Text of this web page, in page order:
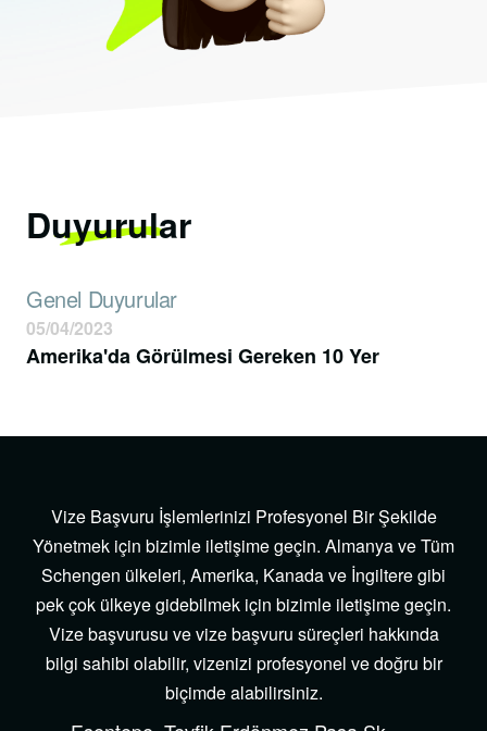
Duyurular
Genel Duyurular
Amerika'da Görülmesi Gereken 10 Yer
05/04/2023
Vize Başvuru İşlemlerinizi Profesyonel Bir Şekilde
Yönetmek için bizimle iletişime geçin. Almanya ve Tüm
Schengen ülkeleri, Amerika, Kanada ve İngiltere gibi
pek çok ülkeye gidebilmek için bizimle iletişime geçin.
Vize başvurusu ve vize başvuru süreçleri hakkında
bilgi sahibi olabilir, vizenizi profesyonel ve doğru bir
biçimde alabilirsiniz.